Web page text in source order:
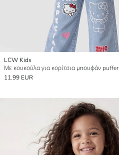
LCW Kids
Με κουκούλα για κορίτσια μπουφάν puffer
11.99 EUR